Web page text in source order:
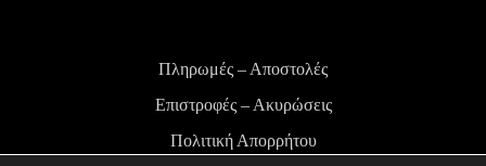
Πληρωμές – Αποστολές
Επιστροφές – Ακυρώσεις
Πολιτική Απορρήτου